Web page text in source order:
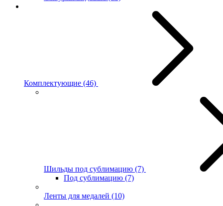
Комплектующие (46)
Шильды под сублимацию (7)
Под сублимацию (7)
Ленты для медалей (10)